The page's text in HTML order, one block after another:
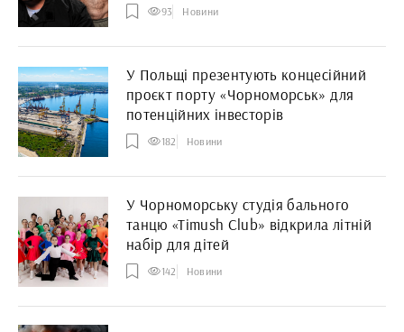
93 Новини
У Польщі презентують концесійний
проєкт порту «Чорноморськ» для
потенційних інвесторів
182 Новини
У Чорноморську студія бального
танцю «Timush Club» відкрила літній
набір для дітей
142 Новини